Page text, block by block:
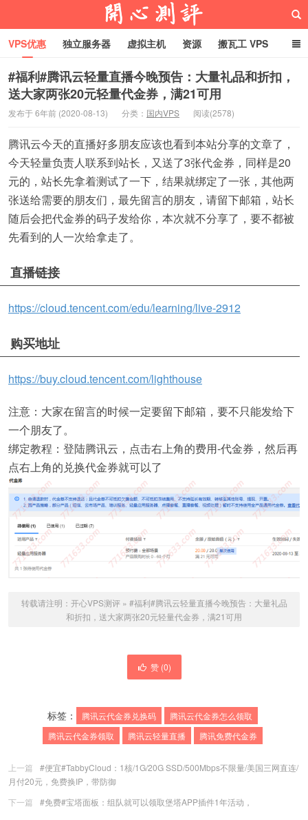
开心VPS测评
VPS优惠 独立服务器 虚拟主机 资源 搬瓦工 VPS
折腾VPS 真实测评 Hostloc趣闻 域名
RackNerd促销套餐
#福利#腾讯云轻量直播今晚预告：大量礼品和折扣，
送大家两张20元轻量代金券，满21可用
发布于 6年前 (2020-08-13) 分类： 国内VPS 阅读(2578)
腾讯云今天的直播好多朋友应该也看到本站分享的文章了，
今天轻量负责人联系到站长，又送了3张代金券，同样是20
元的，站长先拿着测试了一下，结果就绑定了一张，其他两
张送给需要的朋友们，最先留言的朋友，请留下邮箱，站长
随后会把代金券的码子发给你，本次就不分享了，要不都被
先看到的人一次给拿走了。
直播链接
https://cloud.tencent.com/edu/learning/live-2912
购买地址
https://buy.cloud.tencent.com/lighthouse
注意：大家在留言的时候一定要留下邮箱，要不只能发给下
一个朋友了。
绑定教程：登陆腾讯云，点击右上角的费用-代金券，然后再
点右上角的兑换代金券就可以了
转载请注明： 开心VPS测评» #福利#腾讯云轻量直播今晚预告：大量礼品
和折扣，送大家两张20元轻量代金券，满21可用
赞 (0)
标签： 腾讯云代金券兑换码
腾讯云代金券怎么领取
腾讯云代金券领取
腾讯云轻量直播 腾讯免费代金券
上一篇
#便宜#TabbyCloud：1核/1G/20G SSD/500Mbps不限量/美国三网直连/
月付20元，免费换IP，带防御
下一篇
#免费#宝塔面板：组队就可以领取堡塔APP插件1年活动，